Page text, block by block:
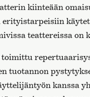
kiinteään
teattereissa on
toimittu
tuotannon
kanssa